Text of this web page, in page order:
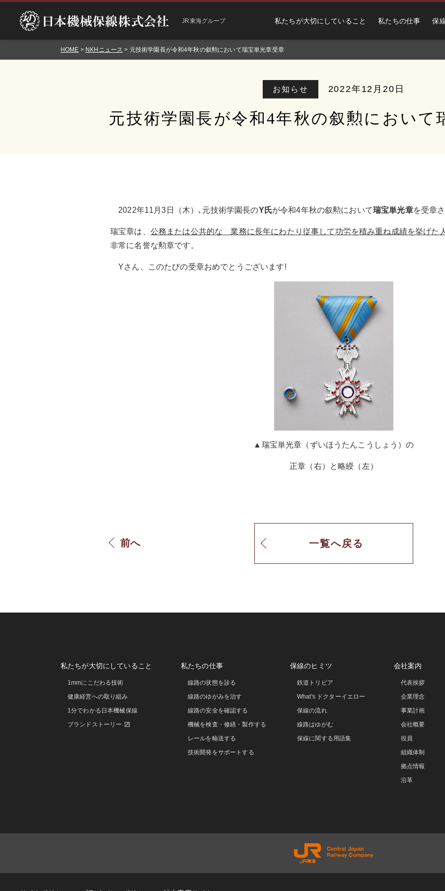
JR東海グループ 私たちが大切にしていること 私たちの仕事 保
HOME > NKHニュース > 元技術学園長が令和4年秋の叙勲において瑞宝単光章受章
お知らせ 2022年12月20日
元技術学園長が令和4年秋の叙勲において
2022年11月3日（木）､元技術学園長のY氏が令和4年秋の叙勲において瑞宝単光章を受章
瑞宝章は、 公務または公共的な 業務に長年にわたり従事して功労を積み重ね成績を挙げた 人
非常に名誉な勲章です。
Yさん、このたびの受章おめでとうございます!
▲瑞宝単光章（ずいほうたんこうしょう）の
正章（右）と略綬（左）
前へ 一覧へ戻る
私たちが大切にしていること
1mmにこだわる技術
健康経営への取り組み
1分でわかる日本機械保線
ブランドストーリー
私たちの仕事
線路の状態を診る
線路のゆがみを治す
線路の安全を確認する
機械を検査・修繕・製作する
レールを輸送する
技術開発をサポートする
保線のヒミツ
鉄道トリビア
What's ドクターイエロー
保線の流れ
線路はゆがむ
保線に関する用語集
会社案内
代表挨拶
企業理念
事業計画
会社概要
役員
組織体制
拠点情報
沿革